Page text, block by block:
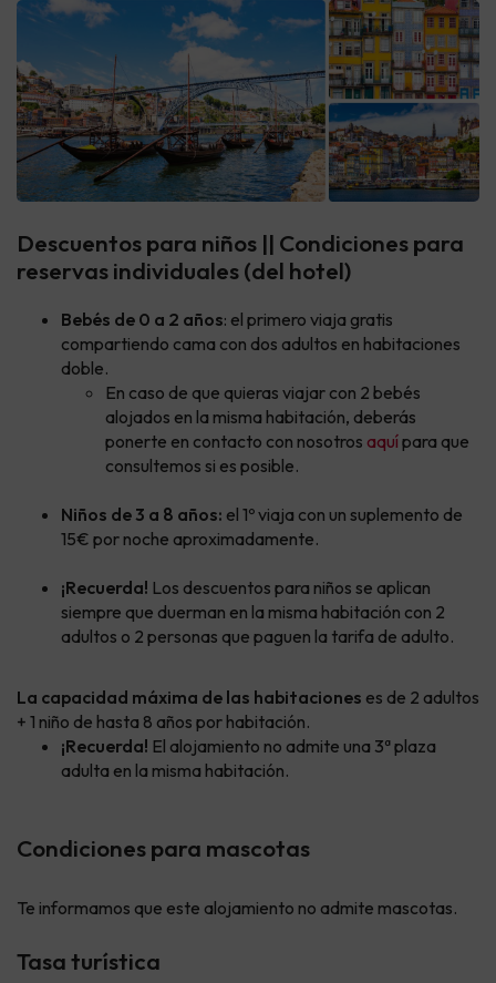
Descuentos para niños || Condiciones para
reservas individuales (del hotel)
Bebés de 0 a 2 años: el primero viaja gratis
compartiendo cama con dos adultos en habitaciones
doble.
En caso de que quieras viajar con 2 bebés
alojados en la misma habitación, deberás
ponerte en contacto con nosotros aquípara que
consultemos si es posible.
Niños de 3 a 8 años: el 1º viaja con un suplemento de
15€ por noche aproximadamente.
¡Recuerda! Los descuentos para niños se aplican
siempre que duerman en la misma habitación con 2
adultos o 2 personas que paguen la tarifa de adulto.
La capacidad máxima de las habitaciones es de 2 adultos
+ 1 niño de hasta 8 años por habitación.
¡Recuerda! El alojamiento no admite una 3ª plaza
adulta en la misma habitación.
Condiciones para mascotas
Te informamos que este alojamiento no admite mascotas.
Tasa turística